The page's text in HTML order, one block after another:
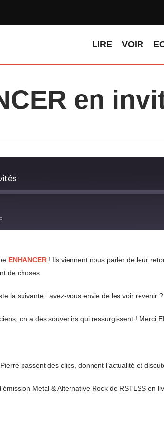
LIRE VOIR
en
ENHANCER ! Ils viennent nous parler de leur
de choses.
la suivante : avez-vous envie de les voir revenir
on a des souvenirs qui ressurgissent ! Merci
passent des clips, donnent l’actualité et
l’émission Metal & Alternative Rock de RSTLSS